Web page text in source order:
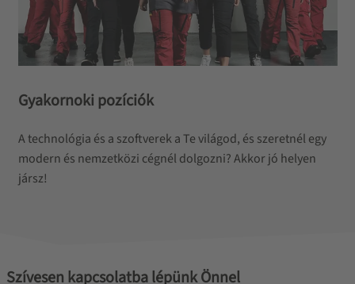
Gyakornoki pozíciók
A technológia és a szoftverek a Te világod, és szeretnél egy
modern és nemzetközi cégnél dolgozni? Akkor jó helyen
jársz!
Szívesen kapcsolatba lépünk Önnel